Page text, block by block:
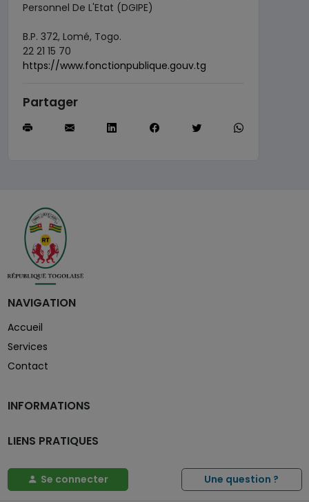
Personnel De L'Etat (DGIPE)
B.P. 372, Lomé, Togo.
22 21 15 70
https://www.fonctionpublique.gouv.tg
Partager
NAVIGATION
Accueil
Services
Contact
INFORMATIONS
LIENS PRATIQUES
Se connecter Une question ?